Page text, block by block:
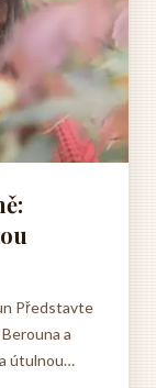
Představte
a
útulnou